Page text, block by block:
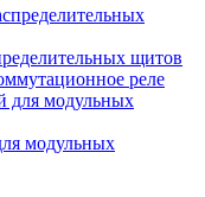
щитов
реле
модульных